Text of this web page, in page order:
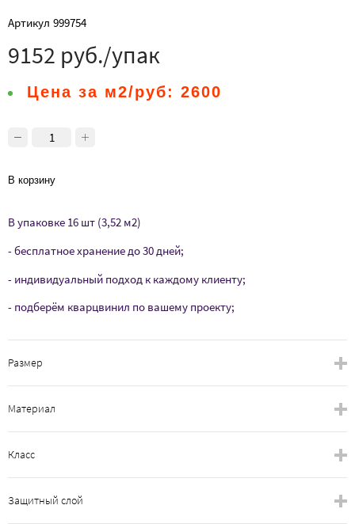
Артикул 999754
9152 руб./упак
Цена за м2/руб: 2600
В корзину
В упаковке 16 шт (3,52 м2)
- бесплатное хранение до 30 дней;
- индивидуальный подход к каждому клиенту;
- подберём кварцвинил по вашему проекту;
Размер
Материал
Класс
Защитный слой